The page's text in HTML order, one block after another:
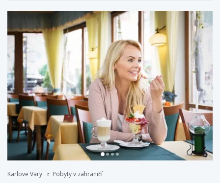
Karlove Vary Pobyty v zahraničí